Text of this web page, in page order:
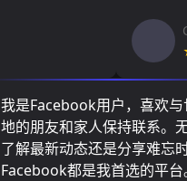
我是Facebook用户，喜欢
地的朋友和家人保持联系。
了解最新动态还是分享难忘时
Facebook都是我首选的平台